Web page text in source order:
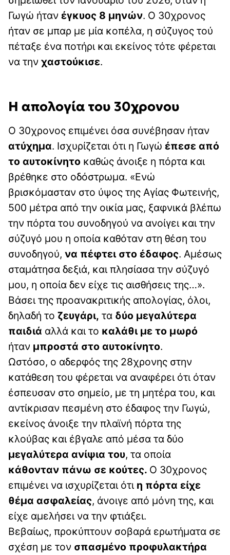
Γωγώ ήταν έγκυος 8 μηνών. Ο 30χρονος
ήταν σε μπαρ με μία κοπέλα, η σύζυγος τού
πέταξε ένα ποτήρι και εκείνος τότε φέρεται
να την χαστούκισε.
Η απολογία του 30χρονου
Ο 30χρονος επιμένει όσα συνέβησαν ήταν
ατύχημα. Ισχυρίζεται ότι η Γωγώ έπεσε από
το αυτοκίνητο καθώς άνοιξε η πόρτα και
βρέθηκε στο οδόστρωμα. «Ενώ
βρισκόμασταν στο ύψος της Αγίας Φωτεινής,
500 μέτρα από την οικία μας, ξαφνικά βλέπω
την πόρτα του συνοδηγού να ανοίγει και την
σύζυγό μου η οποία καθόταν στη θέση του
συνοδηγού, να πέφτει στο έδαφος. Αμέσως
σταμάτησα δεξιά, και πλησίασα την σύζυγό
μου, η οποία δεν είχε τις αισθήσεις της…».
Βάσει της προανακριτικής απολογίας, όλοι,
δηλαδή το ζευγάρι, τα δύο μεγαλύτερα
παιδιά αλλά και το καλάθι με το μωρό
ήταν μπροστά στο αυτοκίνητο.
Ωστόσο, ο αδερφός της 28χρονης στην
κατάθεση του φέρεται να αναφέρει ότι όταν
έσπευσαν στο σημείο, με τη μητέρα του, και
αντίκρισαν πεσμένη στο έδαφος την Γωγώ,
εκείνος άνοιξε την πλαϊνή πόρτα της
κλούβας και έβγαλε από μέσα τα δύο
μεγαλύτερα ανίψια του, τα οποία
κάθονταν πάνω σε κούτες. Ο 30χρονος
επιμένει να ισχυρίζεται ότι η πόρτα είχε
θέμα ασφαλείας, άνοιγε από μόνη της, και
είχε αμελήσει να την φτιάξει.
Βεβαίως, προκύπτουν σοβαρά ερωτήματα σε
σχέση με τον σπασμένο προφυλακτήρα